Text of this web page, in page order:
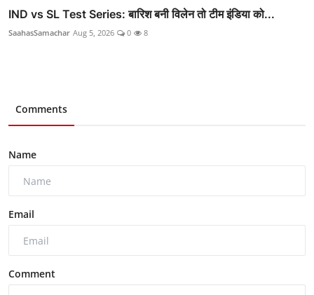
IND vs SL Test Series: बारिश बनी विलेन तो टीम इंडिया को...
SaahasSamachar Aug 5, 2026 0 8
Comments
Name
Email
Comment